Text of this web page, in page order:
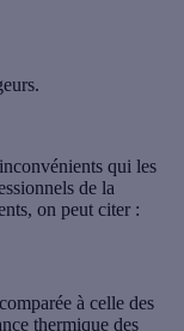
qui les
de la
on peut citer :
à celle des
thermique des